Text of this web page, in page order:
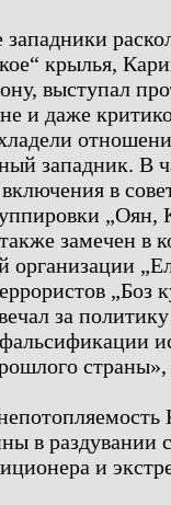
западники
крылья,
выступал
и даже
западник. В
в
„Оян,
замечен в
организации
„Боз
за политику
страны»,
в раздувании
и